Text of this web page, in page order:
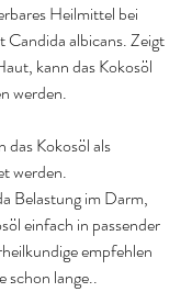
Heilmittel bei
albicans. Zeigt
kann das Kokosöl
werden.
das Kokosöl als
werden.
Belastung im Darm,
einfach in passender
empfehlen
schon lange..